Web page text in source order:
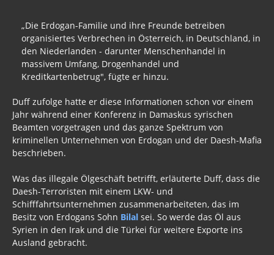
„Die Erdogan-Familie und ihre Freunde betreiben
organisiertes Verbrechen in Österreich, in Deutschland, in
den Niederlanden - darunter Menschenhandel in
massivem Umfang, Drogenhandel und
Kreditkartenbetrug", fügte er hinzu.
Duff zufolge hatte er diese Informationen schon vor einem
Jahr während einer Konferenz in Damaskus syrischen
Beamten vorgetragen und das ganze Spektrum von
kriminellen Unternehmen von Erdogan und der Daesh-Mafia
beschrieben.
Was das illegale Ölgeschäft betrifft, erläuterte Duff, dass die
Daesh-Terroristen mit einem LKW- und
Schifffahrtsunternehmen zusammenarbeiteten, das im
Besitz von Erdogans Sohn Bilal sei. So werde das Öl aus
Syrien in den Irak und die Türkei für weitere Exporte ins
Ausland gebracht.